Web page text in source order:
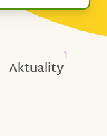
Aktuality
1